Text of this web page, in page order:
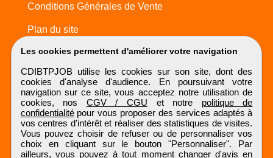
Les cookies permettent d'améliorer votre navigation
CDIBTPJOB utilise les cookies sur son site, dont des
cookies d'analyse d'audience. En poursuivant votre
navigation sur ce site, vous acceptez notre utilisation de
cookies, nos CGV / CGU et notre politique de
confidentialitépour vous proposer des services adaptés à
vos centres d'intérêt et réaliser des statistiques de visites.
Vous pouvez choisir de refuser ou de personnaliser vos
choix en cliquant sur le bouton "Personnaliser". Par
ailleurs, vous pouvez à tout moment changer d'avis en
Conditions Générales de Vente
Plan du site